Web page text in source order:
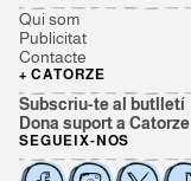
Qui som
Publicitat
Contacte
+ CATORZE
Subscriu-te al butlletí
Dona suport a Catorze
SEGUEIX-NOS